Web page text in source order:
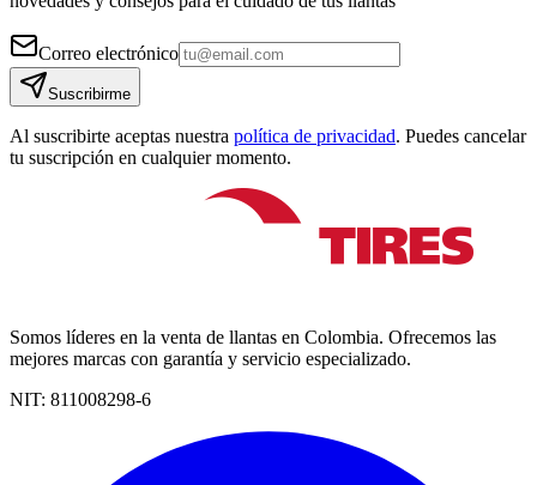
Correo electrónico
Suscribirme
Al suscribirte aceptas nuestra política de privacidad. Puedes cancelar
tu suscripción en cualquier momento.
Somos líderes en la venta de llantas en Colombia. Ofrecemos las
mejores marcas con garantía y servicio especializado.
NIT: 811008298-6